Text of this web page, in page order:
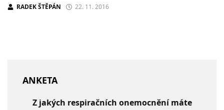
RADEK ŠTĚPÁN 22. 11. 2016
ANKETA
Z jakých respiračních onemocnění máte